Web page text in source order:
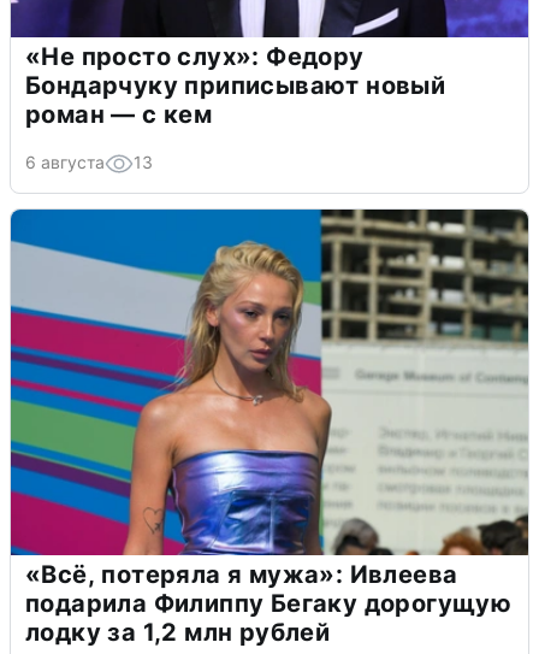
«Не просто слух»: Федору
Бондарчуку приписывают новый
роман — с кем
6 августа 13
«Всё, потеряла я мужа»: Ивлеева
подарила Филиппу Бегаку дорогущую
лодку за 1,2 млн рублей